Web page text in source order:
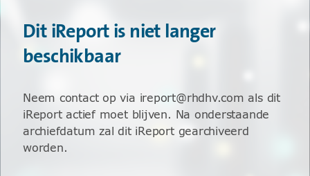
Dit iReport is niet langer
beschikbaar
Neem contact op via ireport@rhdhv.com als dit
iReport actief moet blijven. Na onderstaande
archiefdatum zal dit iReport gearchiveerd
worden.